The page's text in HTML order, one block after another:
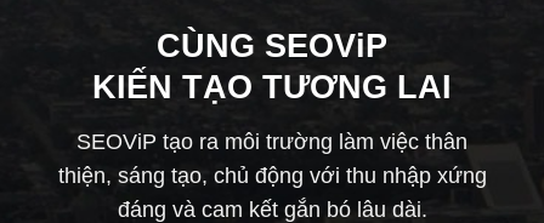
CÙNG SEOViP
KIẾN TẠO TƯƠNG LAI
SEOViP tạo ra môi trường làm việc thân
thiện, sáng tạo, chủ động với thu nhập xứng
đáng và cam kết gắn bó lâu dài.